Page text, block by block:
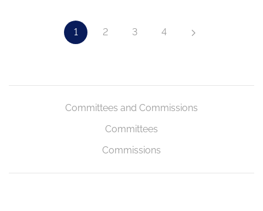
1 2 3 4
Committees and Commissions
Committees
Commissions